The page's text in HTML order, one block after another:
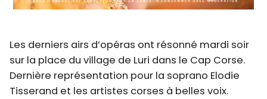
Les derniers airs d’opéras ont résonné mardi soir
sur la place du village de Luri dans le Cap Corse.
Dernière représentation pour la soprano Elodie
Tisserand et les artistes corses à belles voix.